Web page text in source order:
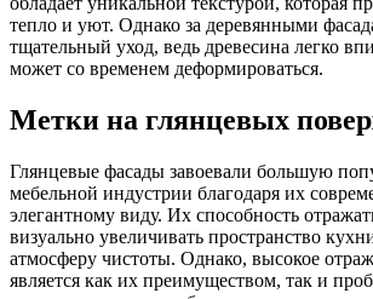
тепло и уют. Однако за деревянными
тщательный уход, ведь древесина легко
может со временем деформироваться.
Метки на глянцевых
Глянцевые фасады завоевали большую
мебельной индустрии благодаря их
элегантному виду. Их способность
визуально увеличивать пространство
атмосферу чистоты. Однако, высокое
является как их преимуществом, так и